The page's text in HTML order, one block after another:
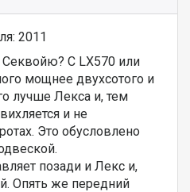
2011
С LX570 или
мощнее двухсотого и
лучше Лекса и, тем
и не
Это обусловлено
позади и Лекс и,
Опять же передний